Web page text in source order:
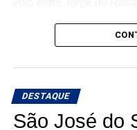
Os três possuem bases
e chegam à reta da pré-
potencial para fazer sete
vaga promete ser uma
DESTAQUE
São José do